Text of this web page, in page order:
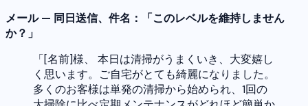
メール — 同日送信、件名：「このレベルを維持しません
か？」
「[名前]様、 本日は清掃がうまくいき、大変嬉し
く思います。ご自宅がとても綺麗になりました。
多くのお客様は単発の清掃から始められ、1回の